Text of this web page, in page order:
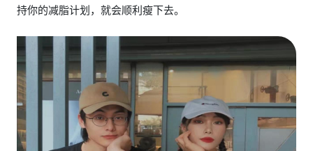
持你的减脂计划，就会顺利瘦下去。